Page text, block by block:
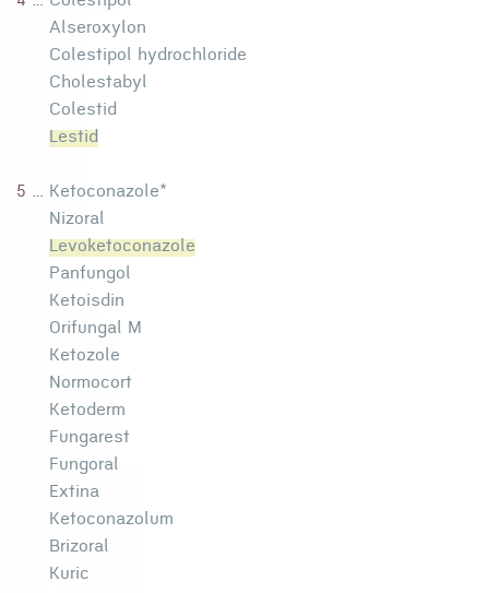
Alseroxylon
Colestipol hydrochloride
Cholestabyl
Colestid
Lestid
5 ... Ketoconazole*
Nizoral
Levoketoconazole
Panfungol
Ketoisdin
Orifungal M
Ketozole
Normocort
Ketoderm
Fungarest
Fungoral
Extina
Ketoconazolum
Brizoral
Kuric